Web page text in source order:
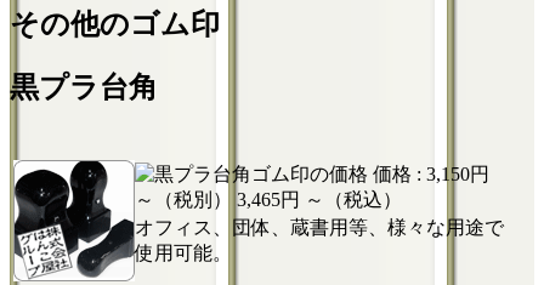
その他のゴム印
黒プラ台角
価格 : 3,150円
～（税別）
3,465円 ～（税込）
オフィス、団体、蔵書用等、様々な用途で
使用可能。